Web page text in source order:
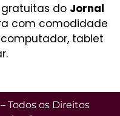
gratuitas do Jornal
com comodidade
tablet
Todos os Direitos